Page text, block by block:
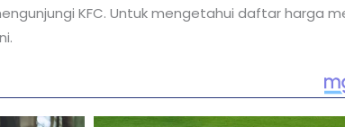
KFC. Untuk mengetahui daftar harga